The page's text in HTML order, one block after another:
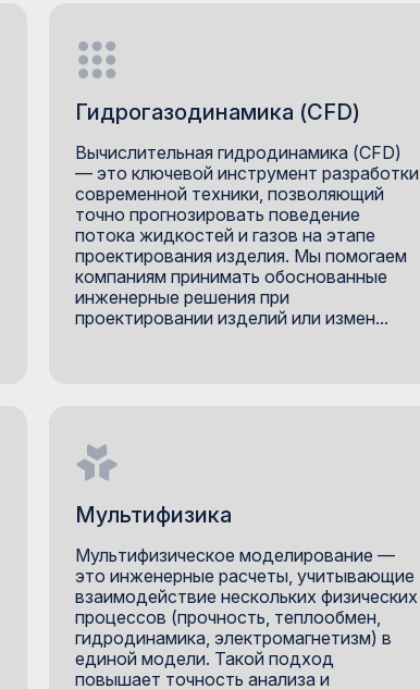
Гидрогазодинамика (CFD)
Вычислительная гидродинамика (CFD)
— это ключевой инструмент разработки
современной техники, позволяющий
точно прогнозировать поведение
потока жидкостей и газов на этапе
проектирования изделия. Мы помогаем
компаниям принимать обоснованные
инженерные решения при
проектировании изделий или измен...
Мультифизика
Мультифизическое моделирование —
это инженерные расчеты, учитывающие
взаимодействие нескольких физических
процессов (прочность, теплообмен,
гидродинамика, электромагнетизм) в
единой модели. Такой подход
повышает точность анализа и